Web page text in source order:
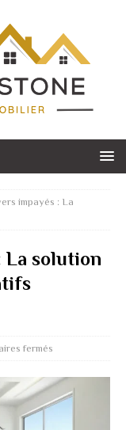
impayés : La
La solution
fermés